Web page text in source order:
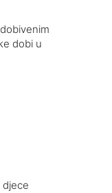
dobi u
djece